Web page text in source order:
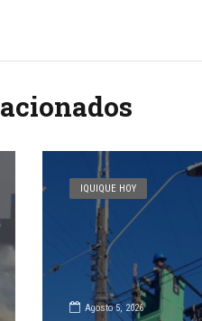
IQUIQUE HOY
Agosto 5, 2026